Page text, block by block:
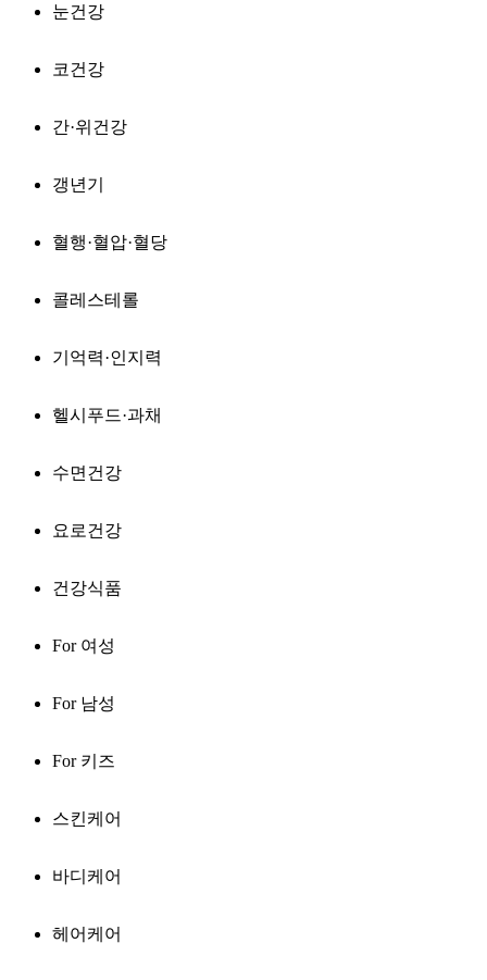
눈건강
코건강
간·위건강
갱년기
혈행·혈압·혈당
콜레스테롤
기억력·인지력
헬시푸드·과채
수면건강
요로건강
건강식품
For 여성
For 남성
For 키즈
스킨케어
바디케어
헤어케어